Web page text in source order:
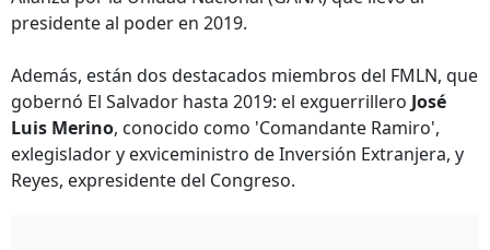
presidente al poder en 2019.
Además, están dos destacados miembros del FMLN, que
gobernó El Salvador hasta 2019: el exguerrillero José
Luis Merino, conocido como 'Comandante Ramiro',
exlegislador y exviceministro de Inversión Extranjera, y
Reyes, expresidente del Congreso.